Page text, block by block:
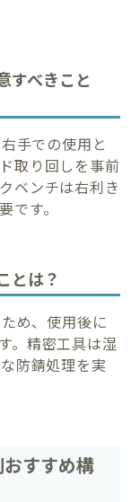
すべきこと
手での使用と
取り回しを事前
ベンチは右利き
です。
とは？
め、使用後に
。精密工具は湿
防錆処理を実
すすめ構